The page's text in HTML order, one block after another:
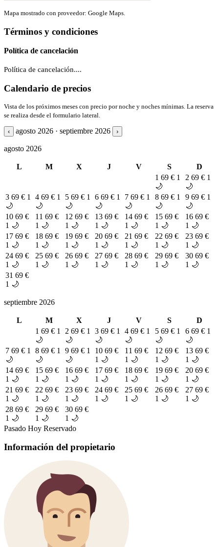
Mapa mostrado con proveedor: Google Maps.
Términos y condiciones
Política de cancelación
Política de cancelación....
Calendario de precios
Vista de los próximos meses con precio por noche y noches mínimas. La reserva
se realiza desde el formulario lateral.
‹ agosto 2026 · septiembre 2026 ›
agosto 2026
L M X J V S
D
1 69 € 1
🌙
2 69 € 1
🌙
3 69 € 1
🌙
4 69 € 1
🌙
5 69 € 1
🌙
6 69 € 1
🌙
7 69 € 1
🌙
8 69 € 1
🌙
9 69 € 1
🌙
10 69 €
1 🌙
11 69 €
1 🌙
12 69 €
1 🌙
13 69 €
1 🌙
14 69 €
1 🌙
15 69 €
1 🌙
16 69 €
1 🌙
17 69 €
1 🌙
18 69 €
1 🌙
19 69 €
1 🌙
20 69 €
1 🌙
21 69 €
1 🌙
22 69 €
1 🌙
23 69 €
1 🌙
24 69 €
1 🌙
25 69 €
1 🌙
26 69 €
1 🌙
27 69 €
1 🌙
28 69 €
1 🌙
29 69 €
1 🌙
30 69 €
1 🌙
31 69 €
1 🌙
septiembre 2026
L M X J V S
D
1 69 € 1
🌙
2 69 € 1
🌙
3 69 € 1
🌙
4 69 € 1
🌙
5 69 € 1
🌙
6 69 € 1
🌙
7 69 € 1
🌙
8 69 € 1
🌙
9 69 € 1
🌙
10 69 €
1 🌙
11 69 €
1 🌙
12 69 €
1 🌙
13 69 €
1 🌙
14 69 €
1 🌙
15 69 €
1 🌙
16 69 €
1 🌙
17 69 €
1 🌙
18 69 €
1 🌙
19 69 €
1 🌙
20 69 €
1 🌙
21 69 €
1 🌙
22 69 €
1 🌙
23 69 €
1 🌙
24 69 €
1 🌙
25 69 €
1 🌙
26 69 €
1 🌙
27 69 €
1 🌙
28 69 €
1 🌙
29 69 €
1 🌙
30 69 €
1 🌙
Pasado Hoy Reservado
Información del propietario